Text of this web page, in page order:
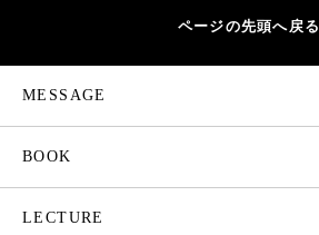
ページの先頭へ戻る
MESSAGE
BOOK
LECTURE